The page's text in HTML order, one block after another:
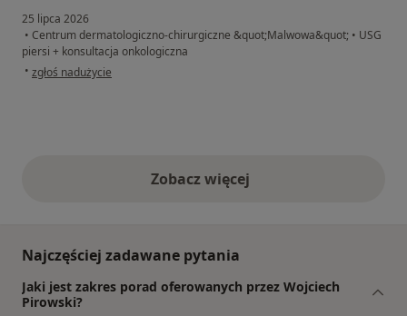
25 lipca 2026
• Centrum dermatologiczno-chirurgiczne &quot;Malwowa&quot; • USG
piersi + konsultacja onkologiczna
• w opinii użytkownika Krystyna
zgłoś nadużycie
Zobacz więcejopinie powyżej
Najczęściej zadawane pytania
Jaki jest zakres porad oferowanych przez Wojciech
Pirowski?